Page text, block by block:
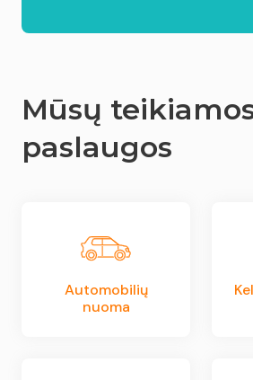
Mūsų
paslaugos
Automobilių
nuoma